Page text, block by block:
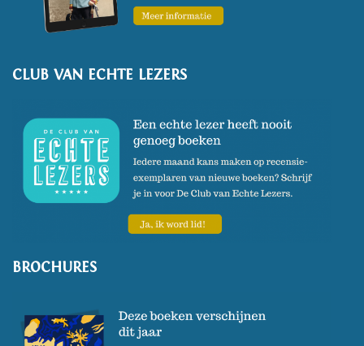
CLUB VAN ECHTE LEZERS
BROCHURES